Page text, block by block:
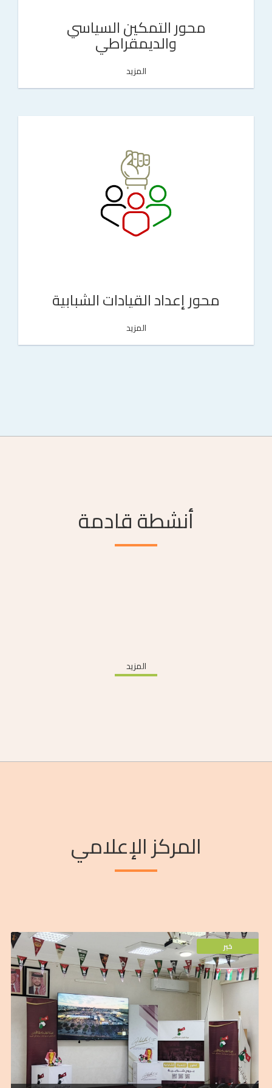
محور التمكين السياسي
والديمقراطي
المزيد
محور إعداد القيادات الشبابية
المزيد
أنشطة قادمة
المزيد
المركز الإعلامي
خبر
والفنية في جميع مقراتها المنتشرة بمحافظات المملكة،
لاستقبال الحشود الشبابية والمتطوعين لمتابعة البث المباشر
لمباراة المنتخب الوطني